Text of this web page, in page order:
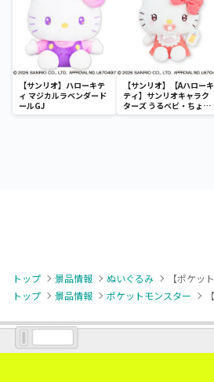
【サンリオ】ハローキテ
ィ マジカルラベンダード
ールGJ
【サンリオ】【Aハローキ
ティ】サンリオキャラク
ターズ うるベビ・ちょい
デカドール
トップ 景品情報 ぬいぐるみ
トップ
景品情報 ポケットモンスター